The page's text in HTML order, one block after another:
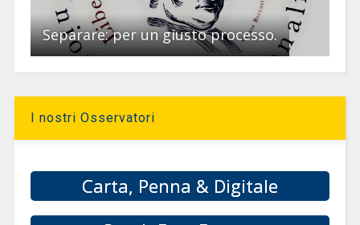
Separare: per un giusto processo.
I nostri Osservatori
Carta, Penna & Digitale